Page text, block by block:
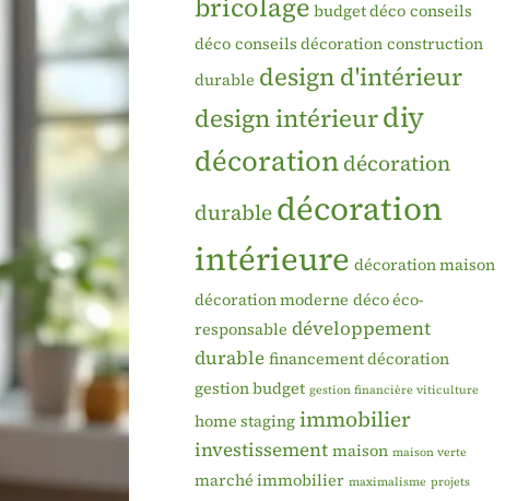
bricolage budget déco conseils
déco conseils décoration construction
durable design d'intérieur
design intérieurdiy
décorationdécoration
durabledécoration
intérieure décoration maison
décoration moderne déco éco-
responsable développement
durable financement décoration
gestion budget gestion financière viticulture
home staging immobilier
investissement maison maison verte
marché immobilier maximalisme projets